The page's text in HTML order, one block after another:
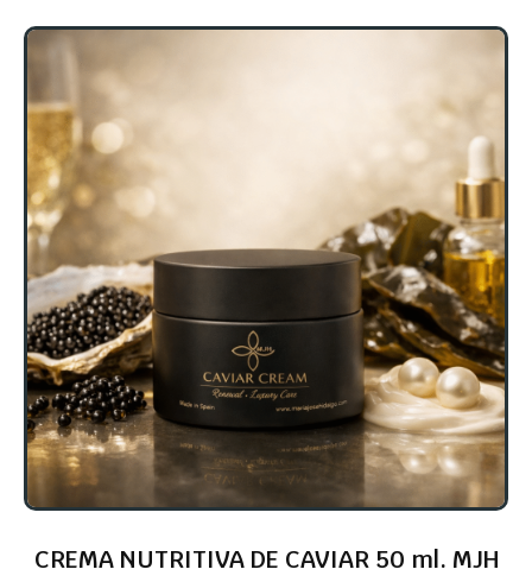
CREMA NUTRITIVA DE CAVIAR 50 ml. MJH